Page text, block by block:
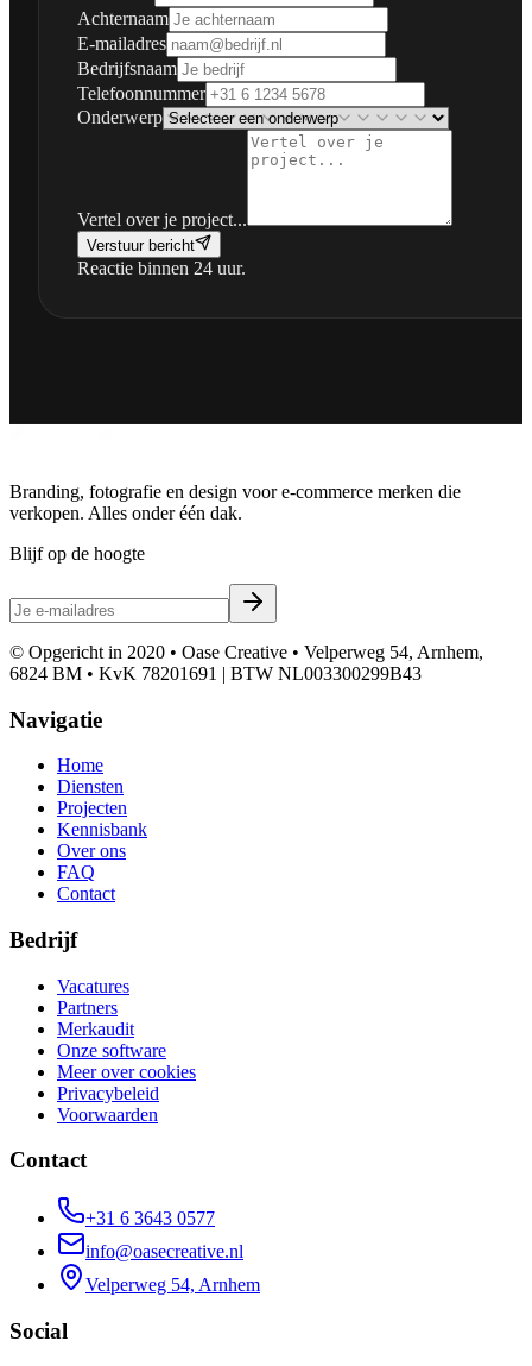
Achternaam
E-mailadres
Bedrijfsnaam
Telefoonnummer
Onderwerp
Vertel over je project...
Verstuur bericht
Reactie binnen 24 uur.
Branding, fotografie en design voor e-commerce merken die
verkopen. Alles onder één dak.
Blijf op de hoogte
© Opgericht in 2020 • Oase Creative • Velperweg 54, Arnhem,
6824 BM • KvK 78201691 | BTW NL003300299B43
Navigatie
Home
Diensten
Projecten
Kennisbank
Over ons
FAQ
Contact
Bedrijf
Vacatures
Partners
Merkaudit
Onze software
Meer over cookies
Privacybeleid
Voorwaarden
Contact
+31 6 3643 0577
info@oasecreative.nl
Velperweg 54, Arnhem
Social